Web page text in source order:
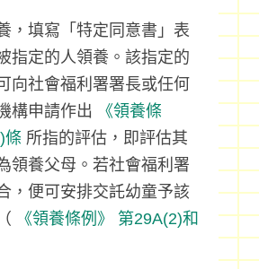
，填寫「特定同意書」表
指定的人領養。該指定的
向社會福利署署長或任何
構申請作出
《領養條
條 所指的評估，即評估其
領養父母。若社會福利署
，便可安排交託幼童予該
《領養條例》
第29A(2)和